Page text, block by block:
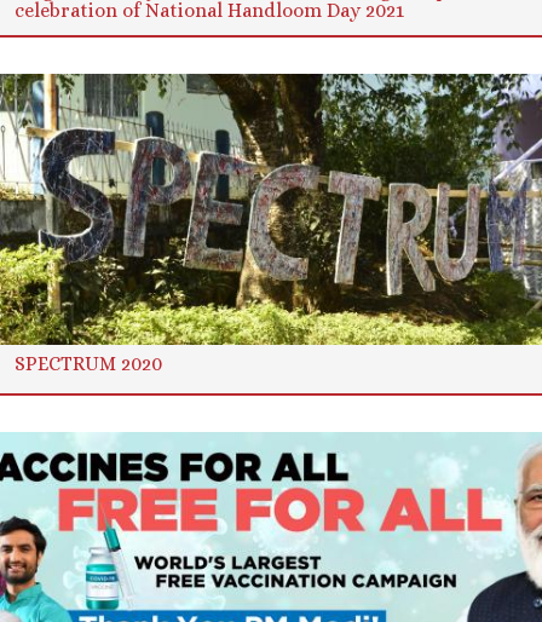
celebration of National Handloom Day 2021
SPECTRUM 2020